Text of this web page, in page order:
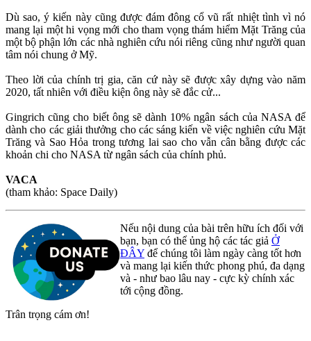
Dù sao, ý kiến này cũng được đám đông cổ vũ rất nhiệt tình vì nó
mang lại một hi vọng mới cho tham vọng thám hiểm Mặt Trăng của
một bộ phận lớn các nhà nghiên cứu nói riêng cũng như người quan
tâm nói chung ở Mỹ.
Theo lời của chính trị gia, căn cứ này sẽ được xây dựng vào năm
2020, tất nhiên với điều kiện ông này sẽ đắc cử...
Gingrich cũng cho biết ông sẽ dành 10% ngân sách của NASA để
dành cho các giải thưởng cho các sáng kiến về việc nghiên cứu Mặt
Trăng và Sao Hỏa trong tương lai sao cho vẫn cân bằng được các
khoản chi cho NASA từ ngân sách của chính phủ.
VACA
(tham khảo: Space Daily)
Nếu nội dung của bài trên hữu ích đối với
bạn, bạn có thể ủng hộ các tác giả Ở
ĐÂY để chúng tôi làm ngày càng tốt hơn
và mang lại kiến thức phong phú, đa dạng
và - như bao lâu nay - cực kỳ chính xác
tới cộng đồng.
Trân trọng cám ơn!